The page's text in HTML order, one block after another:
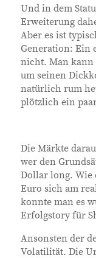
Und in dem
Erweiterung
Aber es ist
Generation: Ein
nicht. Man
um seinen
natürlich rum
plötzlich ein
Die Märkte
wer den
Dollar long. Wie
Euro sich am
konnte man es
Erfolgstory für
Ansonsten der
Volatilität. Die